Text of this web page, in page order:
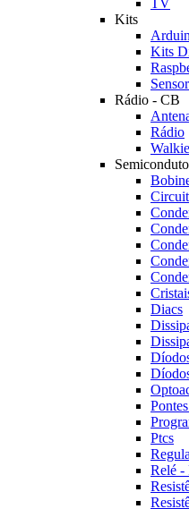
TV
Kits
Kits
Rádio - CB
Rádio
Diacs
Ptcs
Relé -